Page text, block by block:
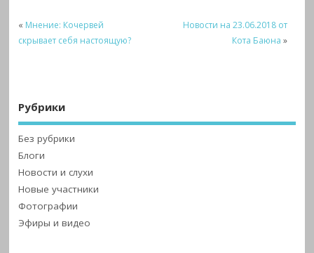
« Мнение: Кочервей
скрывает себя настоящую?
Новости на 23.06.2018 от
Кота Баюна »
Рубрики
Без рубрики
Блоги
Новости и слухи
Новые участники
Фотографии
Эфиры и видео